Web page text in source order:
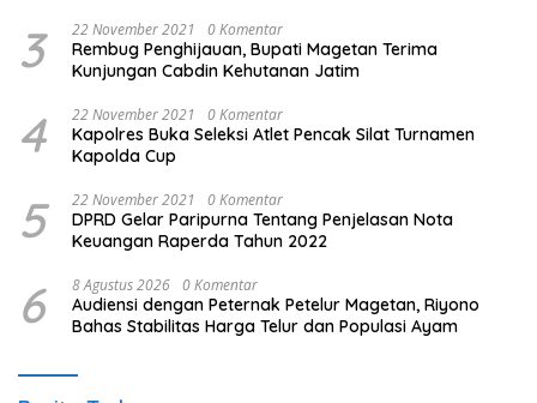
3 22 November 2021 0 Komentar
Rembug Penghijauan, Bupati Magetan Terima
Kunjungan Cabdin Kehutanan Jatim
4 22 November 2021 0 Komentar
Kapolres Buka Seleksi Atlet Pencak Silat Turnamen
Kapolda Cup
5 22 November 2021 0 Komentar
DPRD Gelar Paripurna Tentang Penjelasan Nota
Keuangan Raperda Tahun 2022
6 8 Agustus 2026 0 Komentar
Audiensi dengan Peternak Petelur Magetan, Riyono
Bahas Stabilitas Harga Telur dan Populasi Ayam